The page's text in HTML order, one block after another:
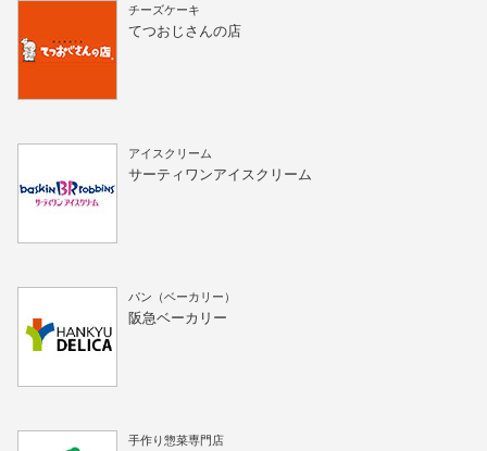
チーズケーキ
てつおじさんの店
アイスクリーム
サーティワンアイスクリーム
パン（ベーカリー）
阪急ベーカリー
手作り惣菜専門店